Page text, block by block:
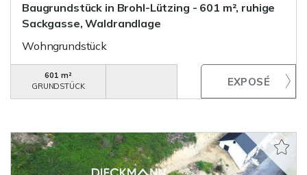
Baugrundstück in Brohl-Lützing - 601 m², ruhige
Sackgasse, Waldrandlage
Wohngrundstück
601 m²
GRUNDSTÜCK